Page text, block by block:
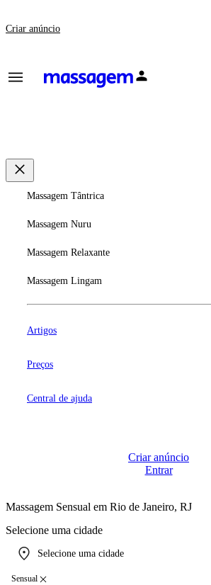
Criar anúncio
Massagem Tântrica
Massagem Nuru
Massagem Relaxante
Massagem Lingam
Artigos
Preços
Central de ajuda
Criar anúncio
Entrar
Massagem Sensual em Rio de Janeiro, RJ
Selecione uma cidade
Selecione uma cidade
Sensual